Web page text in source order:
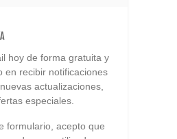
hoy de forma gratuita y
en recibir notificaciones
actualizaciones,
especiales.
formulario, acepto que